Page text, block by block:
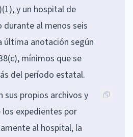
y un hospital de
durante al menos seis
última anotación según
mínimos que se
del período estatal.
sus propios archivos y
expedientes por
al hospital, la